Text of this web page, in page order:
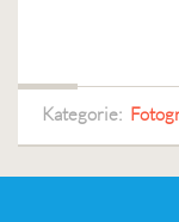
Kategorie: